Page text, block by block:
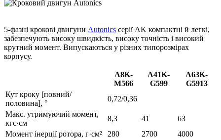
5-фазні крокові двигуни Autonics серії AK компактні й легкі,
забезпечують високу швидкість, високу точність і високий
крутний момент. Випускаються у різних типорозмірах
корпусу.
A8K-
M566
A41K-
G599
A63K-
G5913
Кут кроку [повний/
половина], °
0,72/0,36
Макс. утримуючий момент,
кгс·см
8,3 41
63
Момент інерції ротора, г·см²
280 2700
4000